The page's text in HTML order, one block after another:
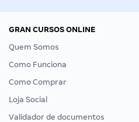
GRAN CURSOS ONLINE
Quem Somos
Como Funciona
Como Comprar
Loja Social
Validador de documentos